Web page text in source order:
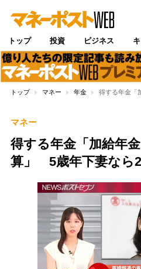
トップ 投資 ビジネス
トップ マネー 年金 得する年金「
マネー
得する年金「加給年
算」 5歳年下妻なら